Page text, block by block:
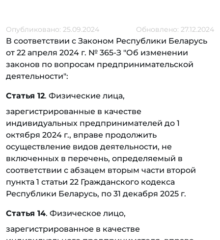
Опубликовано: 25.09.2024 Обновлено: 27.12.2024
В соответствии с Законом Республики Беларусь
от 22 апреля 2024 г. № 365-З "Об изменении
законов по вопросам предпринимательской
деятельности":
Статья 12. Физические лица,
зарегистрированные в качестве
индивидуальных предпринимателей до 1
октября 2024 г., вправе продолжить
осуществление видов деятельности, не
включенных в перечень, определяемый в
соответствии с абзацем вторым части второй
пункта 1 статьи 22 Гражданского кодекса
Республики Беларусь, по 31 декабря 2025 г.
Статья 14. Физическое лицо,
зарегистрированное в качестве